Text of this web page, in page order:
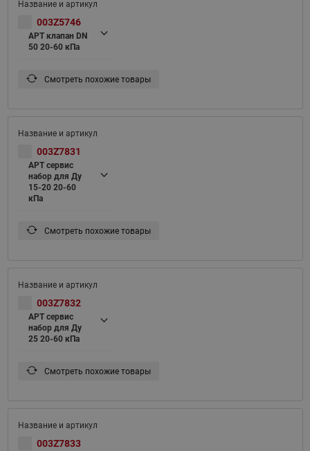
003Z5746
APT клапан DN
50 20-60 кПа
Смотреть похожие товары
003Z7831
APT сервис
набор для Ду
15-20 20-60
кПа
Смотреть похожие товары
003Z7832
APT сервис
набор для Ду
25 20-60 кПа
Смотреть похожие товары
003Z7833